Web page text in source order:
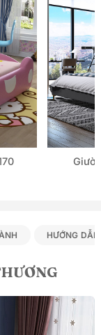
HƯỚNG